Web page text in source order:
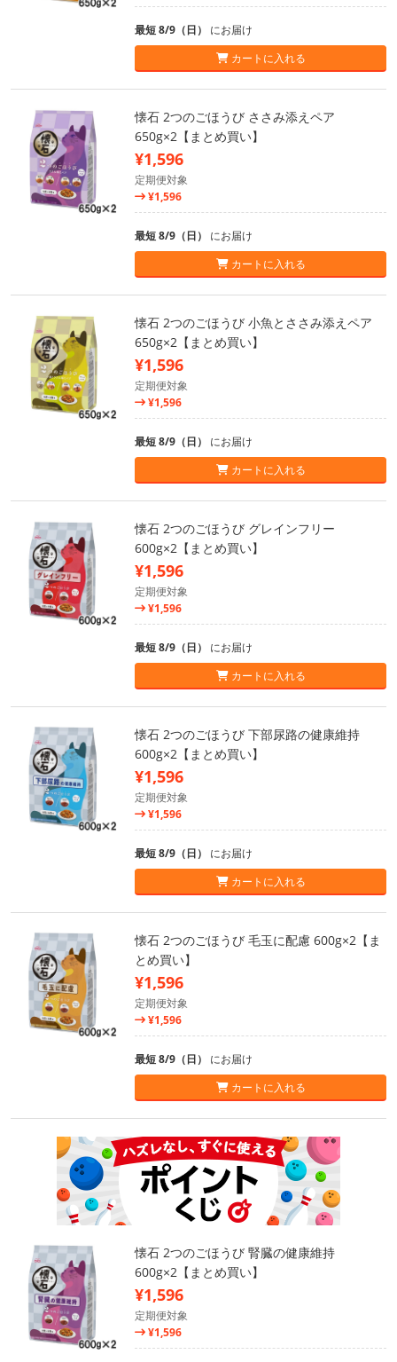
最短 8/9（日） にお届け
カートに入れる
懐石 2つのごほうび ささみ添えペア
650g×2【まとめ買い】
¥1,596
定期便対象
¥1,596
最短 8/9（日） にお届け
カートに入れる
懐石 2つのごほうび 小魚とささみ添えペア
650g×2【まとめ買い】
¥1,596
定期便対象
¥1,596
最短 8/9（日） にお届け
カートに入れる
懐石 2つのごほうび グレインフリー
600g×2【まとめ買い】
¥1,596
定期便対象
¥1,596
最短 8/9（日） にお届け
カートに入れる
懐石 2つのごほうび 下部尿路の健康維持
600g×2【まとめ買い】
¥1,596
定期便対象
¥1,596
最短 8/9（日） にお届け
カートに入れる
懐石 2つのごほうび 毛玉に配慮 600g×2【ま
とめ買い】
¥1,596
定期便対象
¥1,596
最短 8/9（日） にお届け
カートに入れる
懐石 2つのごほうび 腎臓の健康維持
600g×2【まとめ買い】
¥1,596
定期便対象
¥1,596